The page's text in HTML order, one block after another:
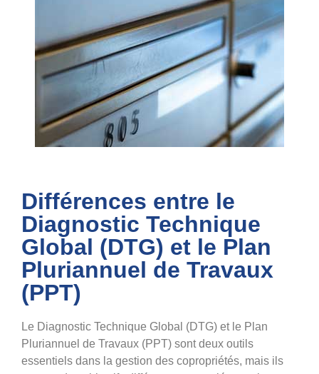
Différences entre le
Diagnostic Technique
Global (DTG) et le Plan
Pluriannuel de Travaux
(PPT)
Le Diagnostic Technique Global (DTG) et le Plan
Pluriannuel de Travaux (PPT) sont deux outils
essentiels dans la gestion des copropriétés, mais ils